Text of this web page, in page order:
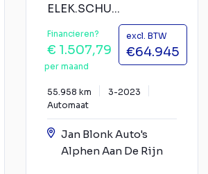
ELEK.SCHU...
Financieren?
€ 1.507,79
per maand
excl. BTW
€64.945
55.958 km
3-2023
Automaat
Jan Blonk Auto's
Alphen Aan De Rijn